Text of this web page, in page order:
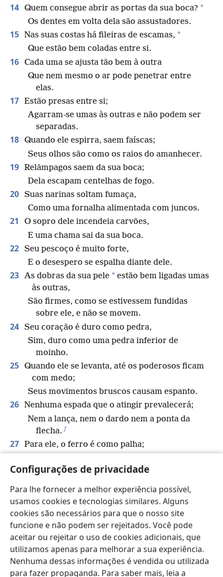
Configurações de privacidade
Para lhe fornecer a melhor experiência possível,
usamos cookies e tecnologias similares. Alguns
cookies são necessários para que o nosso site
funcione e não podem ser rejeitados. Você pode
aceitar ou rejeitar o uso de cookies adicionais, que
utilizamos apenas para melhorar a sua experiência.
Nenhuma dessas informações é vendida ou utilizada
para fazer propaganda. Para saber mais, leia a
14 Quem consegue abrir as portas da sua boca? *
Os dentes em volta dela são assustadores.
15 Nas suas costas há fileiras de escamas, *
Que estão bem coladas entre si.
16 Cada uma se ajusta tão bem à outra
Que nem mesmo o ar pode penetrar entre
elas.
17 Estão presas entre si;
Agarram-se umas às outras e não podem ser
separadas.
18 Quando ele espirra, saem faíscas;
Seus olhos são como os raios do amanhecer.
19 Relâmpagos saem da sua boca;
Dela escapam centelhas de fogo.
20 Suas narinas soltam fumaça,
Como uma fornalha alimentada com juncos.
21
O sopro dele incendeia carvões,
E uma chama sai da sua boca.
22 Seu pescoço é muito forte,
E o desespero se espalha diante dele.
23 As dobras da sua pele * estão bem ligadas umas
às outras,
São firmes, como se estivessem fundidas
sobre ele, e não se movem.
24 Seu coração é duro como pedra,
Sim, duro como uma pedra inferior de
moinho.
25 Quando ele se levanta, até os poderosos ficam
com medo;
Seus movimentos bruscos causam espanto.
26 Nenhuma espada que o atingir prevalecerá;
Nem a lança, nem o dardo nem a ponta da
flecha. f
27 Para ele, o ferro é como palha;
28 Uma flecha não o faz fugir;
Para ele, pedras lançadas com a funda
* são
como palha.
29 Um bastão é como palha para ele,
E ele ri do barulho da lança.
30 Seu ventre é como cacos pontiagudos,
Ele passa sobre a lama como um trenó de
debulha. g